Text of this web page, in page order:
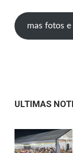
mas fotos
ULTIMAS